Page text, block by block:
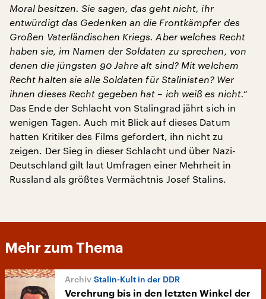
Moral besitzen. Sie sagen, das geht nicht, ihr
entwürdigt das Gedenken an die Frontkämpfer des
Großen Vaterländischen Kriegs. Aber welches Recht
haben sie, im Namen der Soldaten zu sprechen, von
denen die jüngsten 90 Jahre alt sind? Mit welchem
Recht halten sie alle Soldaten für Stalinisten? Wer
ihnen dieses Recht gegeben hat – ich weiß es nicht.“
Das Ende der Schlacht von Stalingrad jährt sich in
wenigen Tagen. Auch mit Blick auf dieses Datum
hatten Kritiker des Films gefordert, ihn nicht zu
zeigen. Der Sieg in dieser Schlacht und über Nazi-
Deutschland gilt laut Umfragen einer Mehrheit in
Russland als größtes Vermächtnis Josef Stalins.
Mehr zum Thema
Stalin-Kult in der DDR
Verehrung bis in den letzten Winkel der